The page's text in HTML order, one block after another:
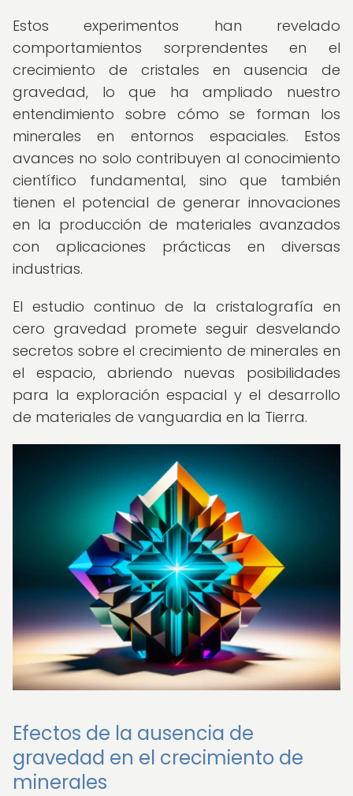
Estos experimentos han revelado
comportamientos sorprendentes en el
crecimiento de cristales en ausencia de
gravedad, lo que ha ampliado nuestro
entendimiento sobre cómo se forman los
minerales en entornos espaciales. Estos
avances no solo contribuyen al conocimiento
científico fundamental, sino que también
tienen el potencial de generar innovaciones
en la producción de materiales avanzados
con aplicaciones prácticas en diversas
industrias.
El estudio continuo de la cristalografía en
cero gravedad promete seguir desvelando
secretos sobre el crecimiento de minerales en
el espacio, abriendo nuevas posibilidades
para la exploración espacial y el desarrollo
de materiales de vanguardia en la Tierra.
Efectos de la ausencia de
gravedad en el crecimiento de
minerales